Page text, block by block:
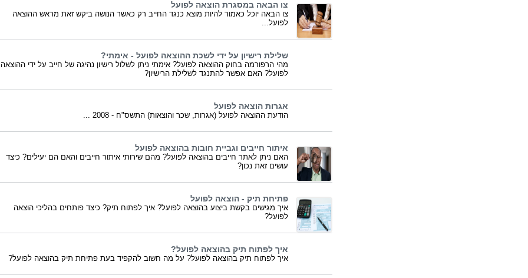
צו הבאה במסגרת הוצאה לפועל
צו הבאה יוכל כאמור להיות מוצא כנגד החייב רק כאשר הנושה ביקש זאת מראש ההוצאה
לפועל...
שלילת רישיון על ידי לשכת ההוצאה לפועל - אימתי?
מהי הרפורמה בחוק ההוצאה לפועל? אימתי ניתן לשלול רישיון נהיגה של חייב על ידי ההוצאה
לפועל? האם אפשר להתנגד לשלילת הרישיון?
אגרות הוצאה לפועל
הודעת ההוצאה לפועל (אגרות, שכר והוצאות) התשס"ח - 2008 ...
איתור חייבים וגביית חובות בהוצאה לפועל
האם ניתן לאתר חייבים בהוצאה לפועל? מהם שירותי איתור חייבים והאם הם יעילים? כיצד
עושים זאת נכון?
פתיחת תיק - הוצאה לפועל
איך מגישים בקשת ביצוע בהוצאה לפועל? איך לפתוח תיק? כיצד פותחים בהליכי הוצאה
לפועל?
איך לפתוח תיק בהוצאה לפועל?
איך לפתוח תיק בהוצאה לפועל? על מה חשוב להקפיד בעת פתיחת תיק בהוצאה לפועל?